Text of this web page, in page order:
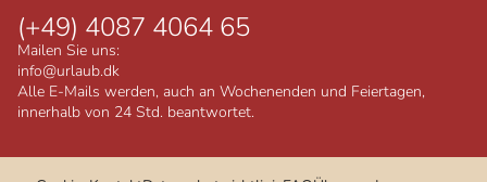
(+49) 4087 4064 65
Mailen Sie uns:
info@urlaub.dk
Alle E-Mails werden, auch an Wochenenden und Feiertagen,
innerhalb von 24 Std. beantwortet.